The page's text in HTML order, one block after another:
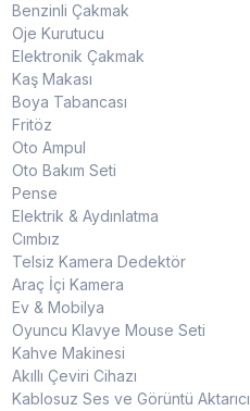
Benzinli Çakmak
Oje Kurutucu
Elektronik Çakmak
Kaş Makası
Boya Tabancası
Fritöz
Oto Ampul
Oto Bakım Seti
Pense
Elektrik & Aydınlatma
Cımbız
Telsiz Kamera Dedektör
Araç İçi Kamera
Ev & Mobilya
Oyuncu Klavye Mouse Seti
Kahve Makinesi
Akıllı Çeviri Cihazı
Kablosuz Ses ve Görüntü Aktarıcı